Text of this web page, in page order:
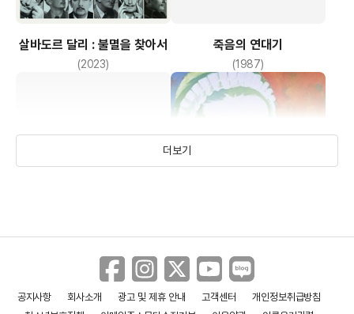
살바도르 달리 : 불멸을 찾아서
(2023)
죽음의 연대기
(1987)
더보기
공지사항 회사소개 광고 및 제휴 안내 고객센터
개인정보취급방침